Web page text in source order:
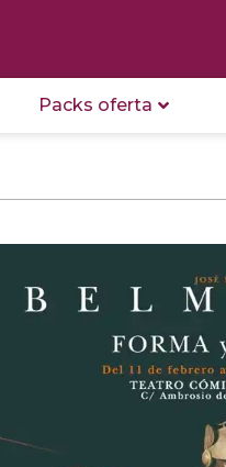
Packs oferta